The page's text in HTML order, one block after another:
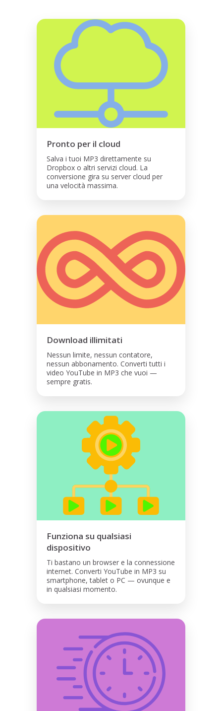
Pronto per il cloud
Salva i tuoi MP3 direttamente su
Dropbox o altri servizi cloud. La
conversione gira su server cloud per
una velocità massima.
Download illimitati
Nessun limite, nessun contatore,
nessun abbonamento. Converti tutti i
video YouTube in MP3 che vuoi —
sempre gratis.
Funziona su qualsiasi
dispositivo
Ti bastano un browser e la connessione
internet. Converti YouTube in MP3 su
smartphone, tablet o PC — ovunque e
in qualsiasi momento.